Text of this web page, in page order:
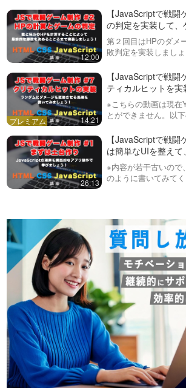
・経験値をもらえるようになっ
20もらえるごとにレベルを１上
値40もらったら一度にレベル
もらったらレベルを3あげる…
る。）
・レベルが１上がるごとに、各
撃・防御・最大HP）を２ずつ
・攻撃するボタンの横に、ファ
タンを追加して、相手の防御力
イアをした後は、敵から攻撃を
・ファイアボタンを実装できた
ジックポイント）という概念
ゲージの下にMPゲージを黄緑
る。プレイヤーのMPを20に設
アを一回使うごとにMPを5消費
る。MPが足りないときは、フ
を半透明にし、押せなくする。
です。https://
12:00
【JavaScriptで戦
の判定を実装して
定しましょう！
第２回目はHPのダメ
敗判定を実装しまし
い！https://factory-
mv.com/pla…
14:21
【JavaScriptで戦闘ゲー
ティカルヒットを実
※こちらの動画は現在
とができません。以
です。https://
26:13
【JavaScriptで戦
は簡単なUIを整え
作りから作ってい
※内容が若干古いので
のように書いてみて